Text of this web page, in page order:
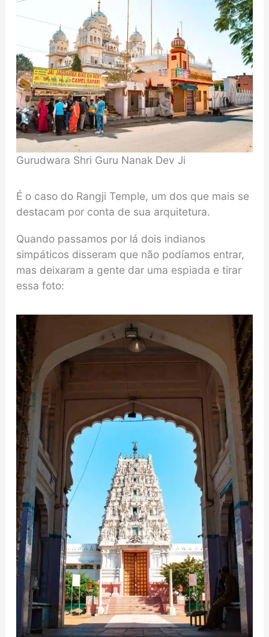
Gurudwara Shri Guru Nanak Dev Ji
É o caso do Rangji Temple, um dos que mais se
destacam por conta de sua arquitetura.
Quando passamos por lá dois indianos
simpáticos disseram que não podíamos entrar,
mas deixaram a gente dar uma espiada e tirar
essa foto: